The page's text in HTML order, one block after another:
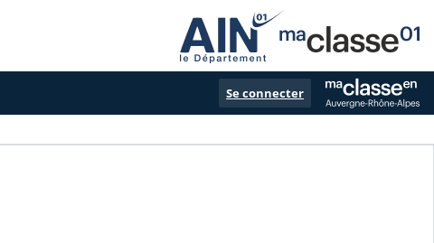
Se connecter